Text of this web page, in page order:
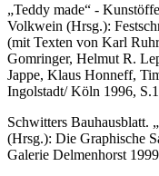
„Teddy made“ -
Volkwein (Hrsg.):
(mit Texten von Karl
Gomringer, Helmut R.
Jappe, Klaus Honneff,
Ingolstadt/ Köln 1996,
Schwitters
(Hrsg.): Die Graphische
Galerie Delmenhorst